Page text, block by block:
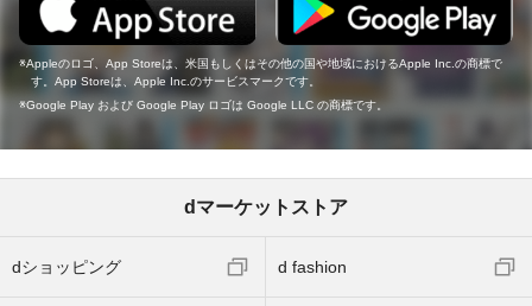
Appleのロゴ、App Storeは、米国もしくはその他の国や地域におけるApple Inc.の商標で
す。App Storeは、Apple Inc.のサービスマークです。
Google Play および Google Play ロゴは Google LLC の商標です。
dマーケットストア
dショッピング d fashion